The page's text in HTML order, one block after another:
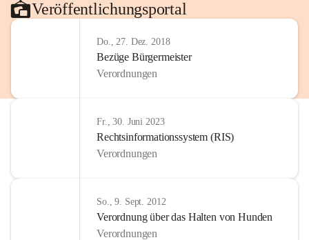
Veröffentlichungsportal
Do., 27. Dez. 2018
Bezüge Bürgermeister
Verordnungen
Fr., 30. Juni 2023
Rechtsinformationssystem (RIS)
Verordnungen
So., 9. Sept. 2012
Verordnung über das Halten von Hunden
Verordnungen